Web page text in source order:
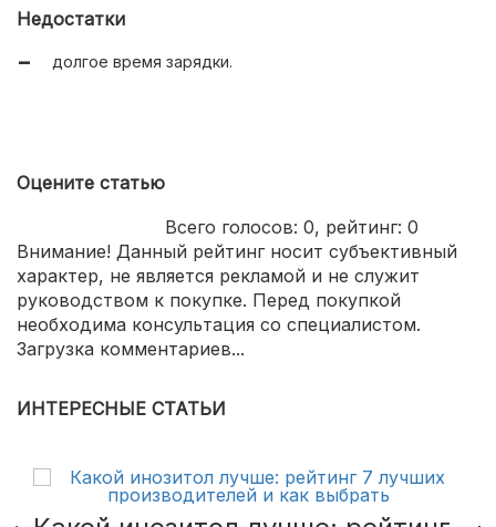
Недостатки
долгое время зарядки.
Оцените статью
Всего голосов: 0, рейтинг: 0
Внимание! Данный рейтинг носит субъективный
характер, не является рекламой и не служит
руководством к покупке. Перед покупкой
необходима консультация со специалистом.
Загрузка комментариев...
ИНТЕРЕСНЫЕ СТАТЬИ